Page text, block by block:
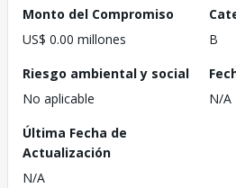
Monto del Compromiso
US$ 0.00 millones
B
Riesgo ambiental y social
No aplicable
N/A
Última Fecha de
Actualización
N/A